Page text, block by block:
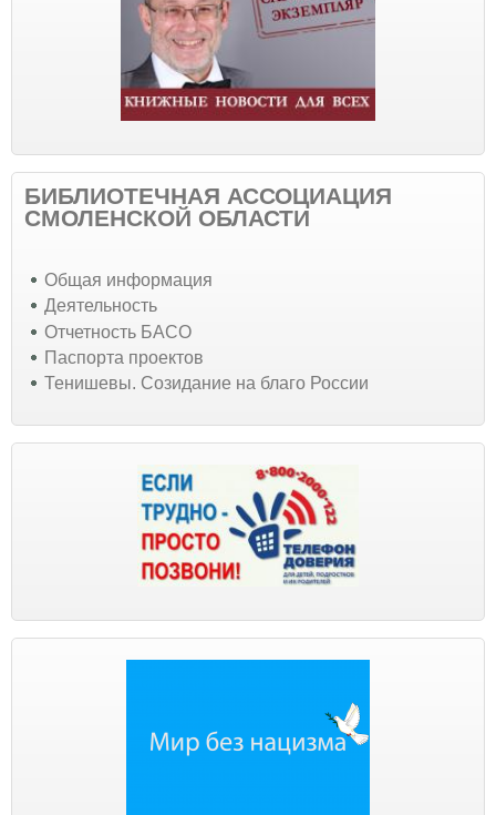
БИБЛИОТЕЧНАЯ АССОЦИАЦИЯ
СМОЛЕНСКОЙ ОБЛАСТИ
Общая информация
Деятельность
Отчетность БАСО
Паспорта проектов
Тенишевы. Созидание на благо России